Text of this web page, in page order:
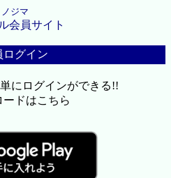
ノジマ
会員サイト
ログイン
にログインができる!!
ードはこちら